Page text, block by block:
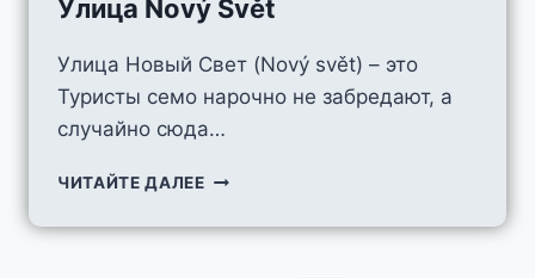
Улица Nový Svět
Улица Новый Свет (Nový svět) – это
Туристы семо нарочно не забредают, а
случайно сюда…
ЧИТАЙТЕ ДАЛЕЕУЛИЦА
SVĚT